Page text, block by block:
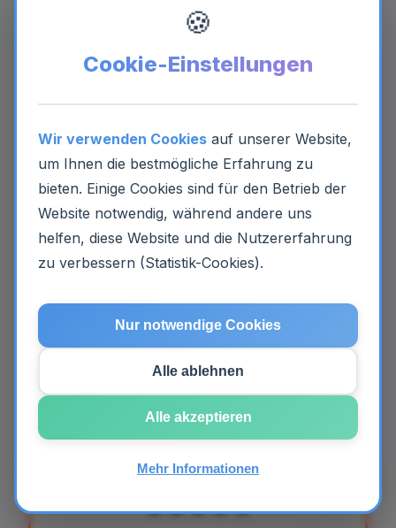
Optimal abgestimmt auf den
⚡
Schnelle Vermittlung
Wartezeiten.
★★★★★
🍪
Cookie-Einstellungen
Wir verwenden Cookies auf unserer Website,
um Ihnen die bestmögliche Erfahrung zu
bieten. Einige Cookies sind für den Betrieb der
Website notwendig, während andere uns
helfen, diese Website und die Nutzererfahrung
zu verbessern (Statistik-Cookies).
Nur notwendige Cookies
Alle ablehnen
Alle akzeptieren
Mehr Informationen